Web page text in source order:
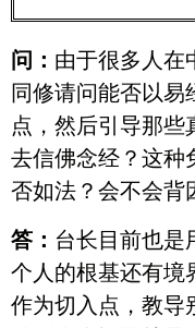
问： 由于很多人在
同修请问能否以易
点，然后引导那些
去信佛念经？这种
否如法？会不会背
答： 台长目前也是
个人的根基还有境
作为切入点，教导